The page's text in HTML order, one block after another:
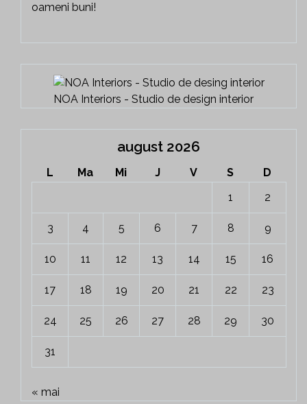
oameni buni!
NOA Interiors - Studio de design interior
august 2026
L Ma Mi J V S
D
1
2
3 4 5 6 7 8 9
10 11 12 13 14 15 16
17 18 19 20 21 22 23
24 25 26 27 28 29 30
31
« mai